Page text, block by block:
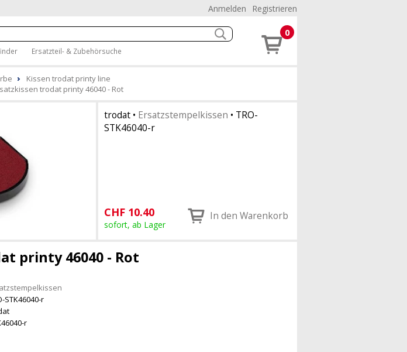
Anmelden Registrieren
Ersatzteil- & Zubehörsuche
0
Kissen trodat printy line
trodat printy 46040 - Rot
trodat• Ersatzstempelkissen • TRO-
STK46040-r
CHF 10.40
sofort, ab Lager
In den Warenkorb
printy 46040 - Rot
STK46040-r
r